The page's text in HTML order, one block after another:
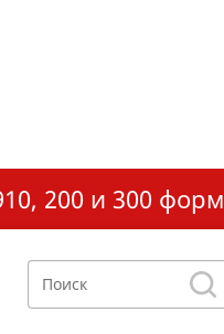
200 и 300